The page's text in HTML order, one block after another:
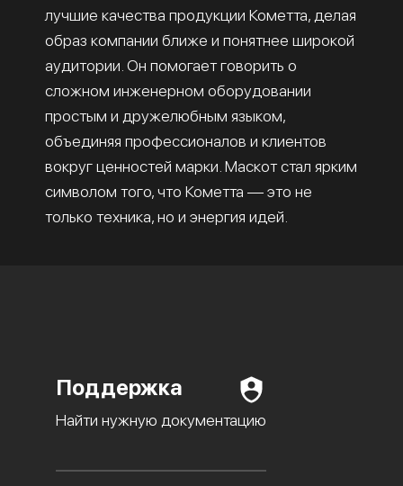
лучшие качества продукции Кометта, делая
образ компании ближе и понятнее широкой
аудитории. Он помогает говорить о
сложном инженерном оборудовании
простым и дружелюбным языком,
объединяя профессионалов и клиентов
вокруг ценностей марки. Маскот стал ярким
символом того, что Кометта — это не
только техника, но и энергия идей.
Поддержка
Найти нужную документацию